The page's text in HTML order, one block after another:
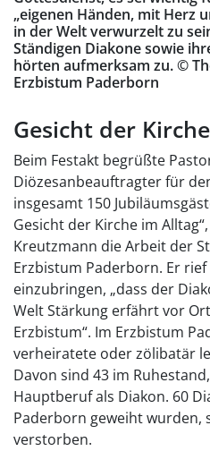
„eigenen Händen, mit Herz
in der Welt verwurzelt zu
Ständigen Diakone sowie
hörten aufmerksam zu. ©
Erzbistum Paderborn
Gesicht der
Beim Festakt begrüßte
Diözesanbeauftragter für
insgesamt 150
Gesicht der Kirche im
Kreutzmann die Arbeit der
Erzbistum Paderborn. Er
einzubringen, „dass der
Welt Stärkung erfährt vor
Erzbistum“. Im Erzbistum
verheiratete oder zölibatär
Davon sind 43 im
Hauptberuf als Diakon. 60
Paderborn geweiht wurden,
verstorben.